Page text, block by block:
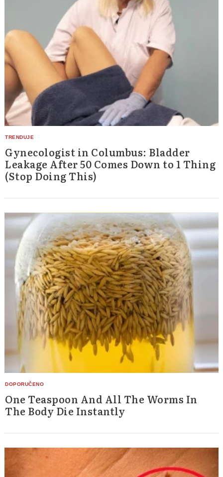
Gynecologist in Columbus: Bladder
Leakage After 50 Comes Down to 1 Thing
(Stop Doing This)
One Teaspoon And All The Worms In
The Body Die Instantly